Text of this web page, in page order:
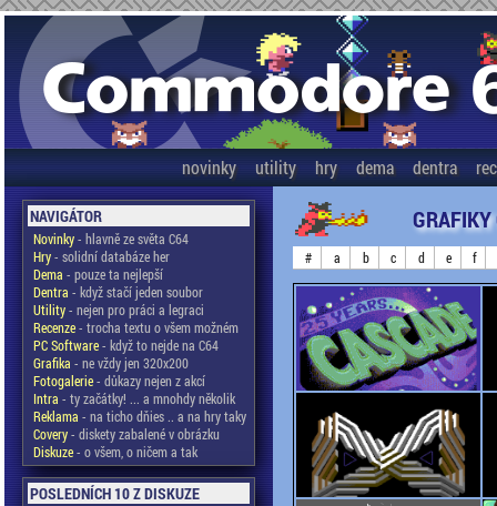
novinky utility hry dema dentra
NAVIGÁTOR
Novinky- hlavně ze světa C64
Hry- solidní databáze her
Dema - pouze ta nejlepší
Dentra - když stačí jeden soubor
Utility- nejen pro práci a legraci
Recenze- trocha textu o všem možném
PC Software- když to nejde na C64
Grafika - ne vždy jen 320x200
Fotogalerie- důkazy nejen z akcí
Intra - ty začátky! ... a mnohdy několik
Reklama - na ticho dňies .. a na hry taky
Covery- diskety zabalené v obrázku
Diskuze- o všem, o ničem a tak
POSLEDNÍCH 10 Z DISKUZE
GRAFIKY
# a b c d e f